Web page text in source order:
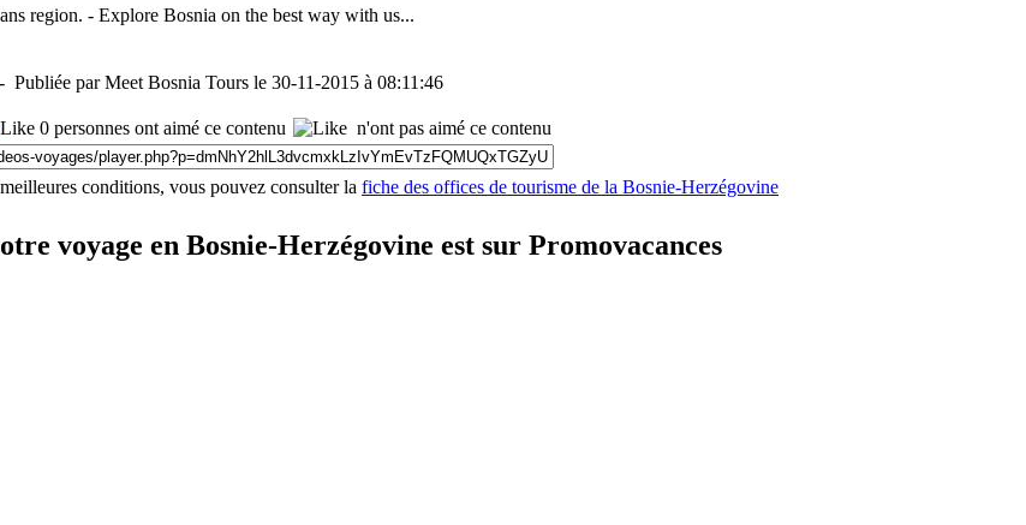
region. - Explore Bosnia on the best way with us...
par Meet Bosnia Tours le 30-11-2015 à 08:11:46
0 personnes ont aimé ce contenu
n'ont pas aimé ce contenu
conditions, vous pouvez consulter la fiche des offices de tourisme de la Bosnie-Herzégovine
voyage en Bosnie-Herzégovine est sur Promovacances